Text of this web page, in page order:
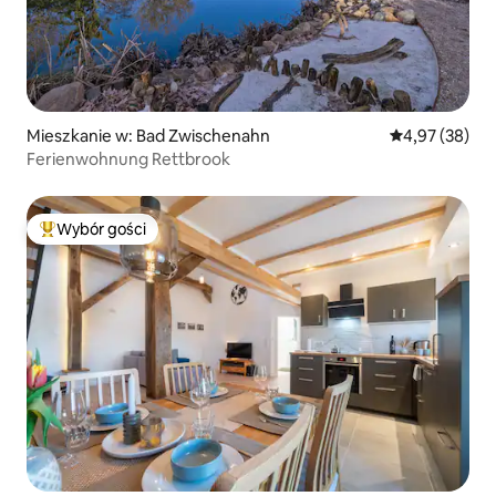
Mieszkanie w: Bad Zwischenahn Średnia
4,97 (38)
Ferienwohnung Rettbrook
Najpopularniejsze z kategorii Wybór gości
Wybór gości